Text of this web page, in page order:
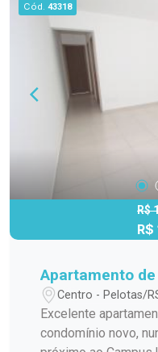
Cód. 43318
R$
Apartamento
Centro - Pelotas/
Excelente
condomínio novo,